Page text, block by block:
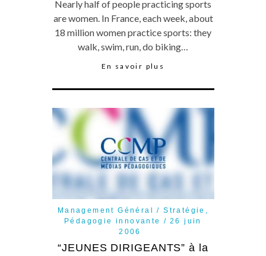
Nearly half of people practicing sports
are women. In France, each week, about
18 million women practice sports: they
walk, swim, run, do biking…
En savoir plus
Management Général / Stratégie ,
Pédagogie innovante
26 juin
2006
“JEUNES DIRIGEANTS” à la